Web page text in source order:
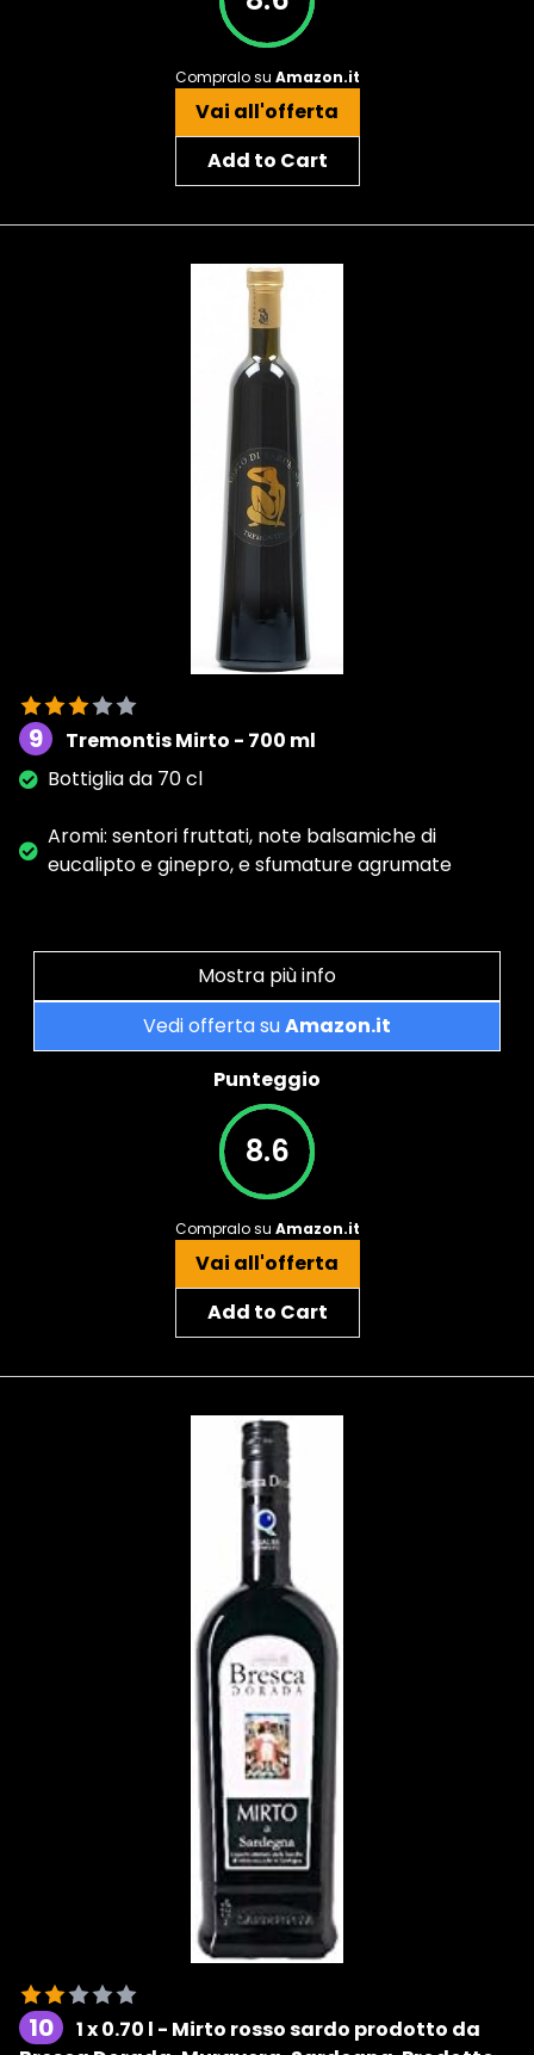
Compralo su Amazon.it
Vai all'offerta
Add to Cart
9
Tremontis Mirto - 700 ml
Bottiglia da 70 cl
Aromi: sentori fruttati, note balsamiche di
eucalipto e ginepro, e sfumature agrumate
Mostra più info
Vedi offerta suAmazon.it
Punteggio
8.6
Compralo su Amazon.it
Vai all'offerta
Add to Cart
10
1 x 0.70 l - Mirto rosso sardo prodotto da